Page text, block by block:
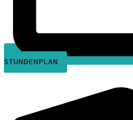
STUNDENPLAN